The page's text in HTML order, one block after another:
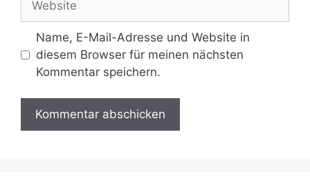
Name, E-Mail-Adresse und Website in
diesem Browser für meinen nächsten
Kommentar speichern.